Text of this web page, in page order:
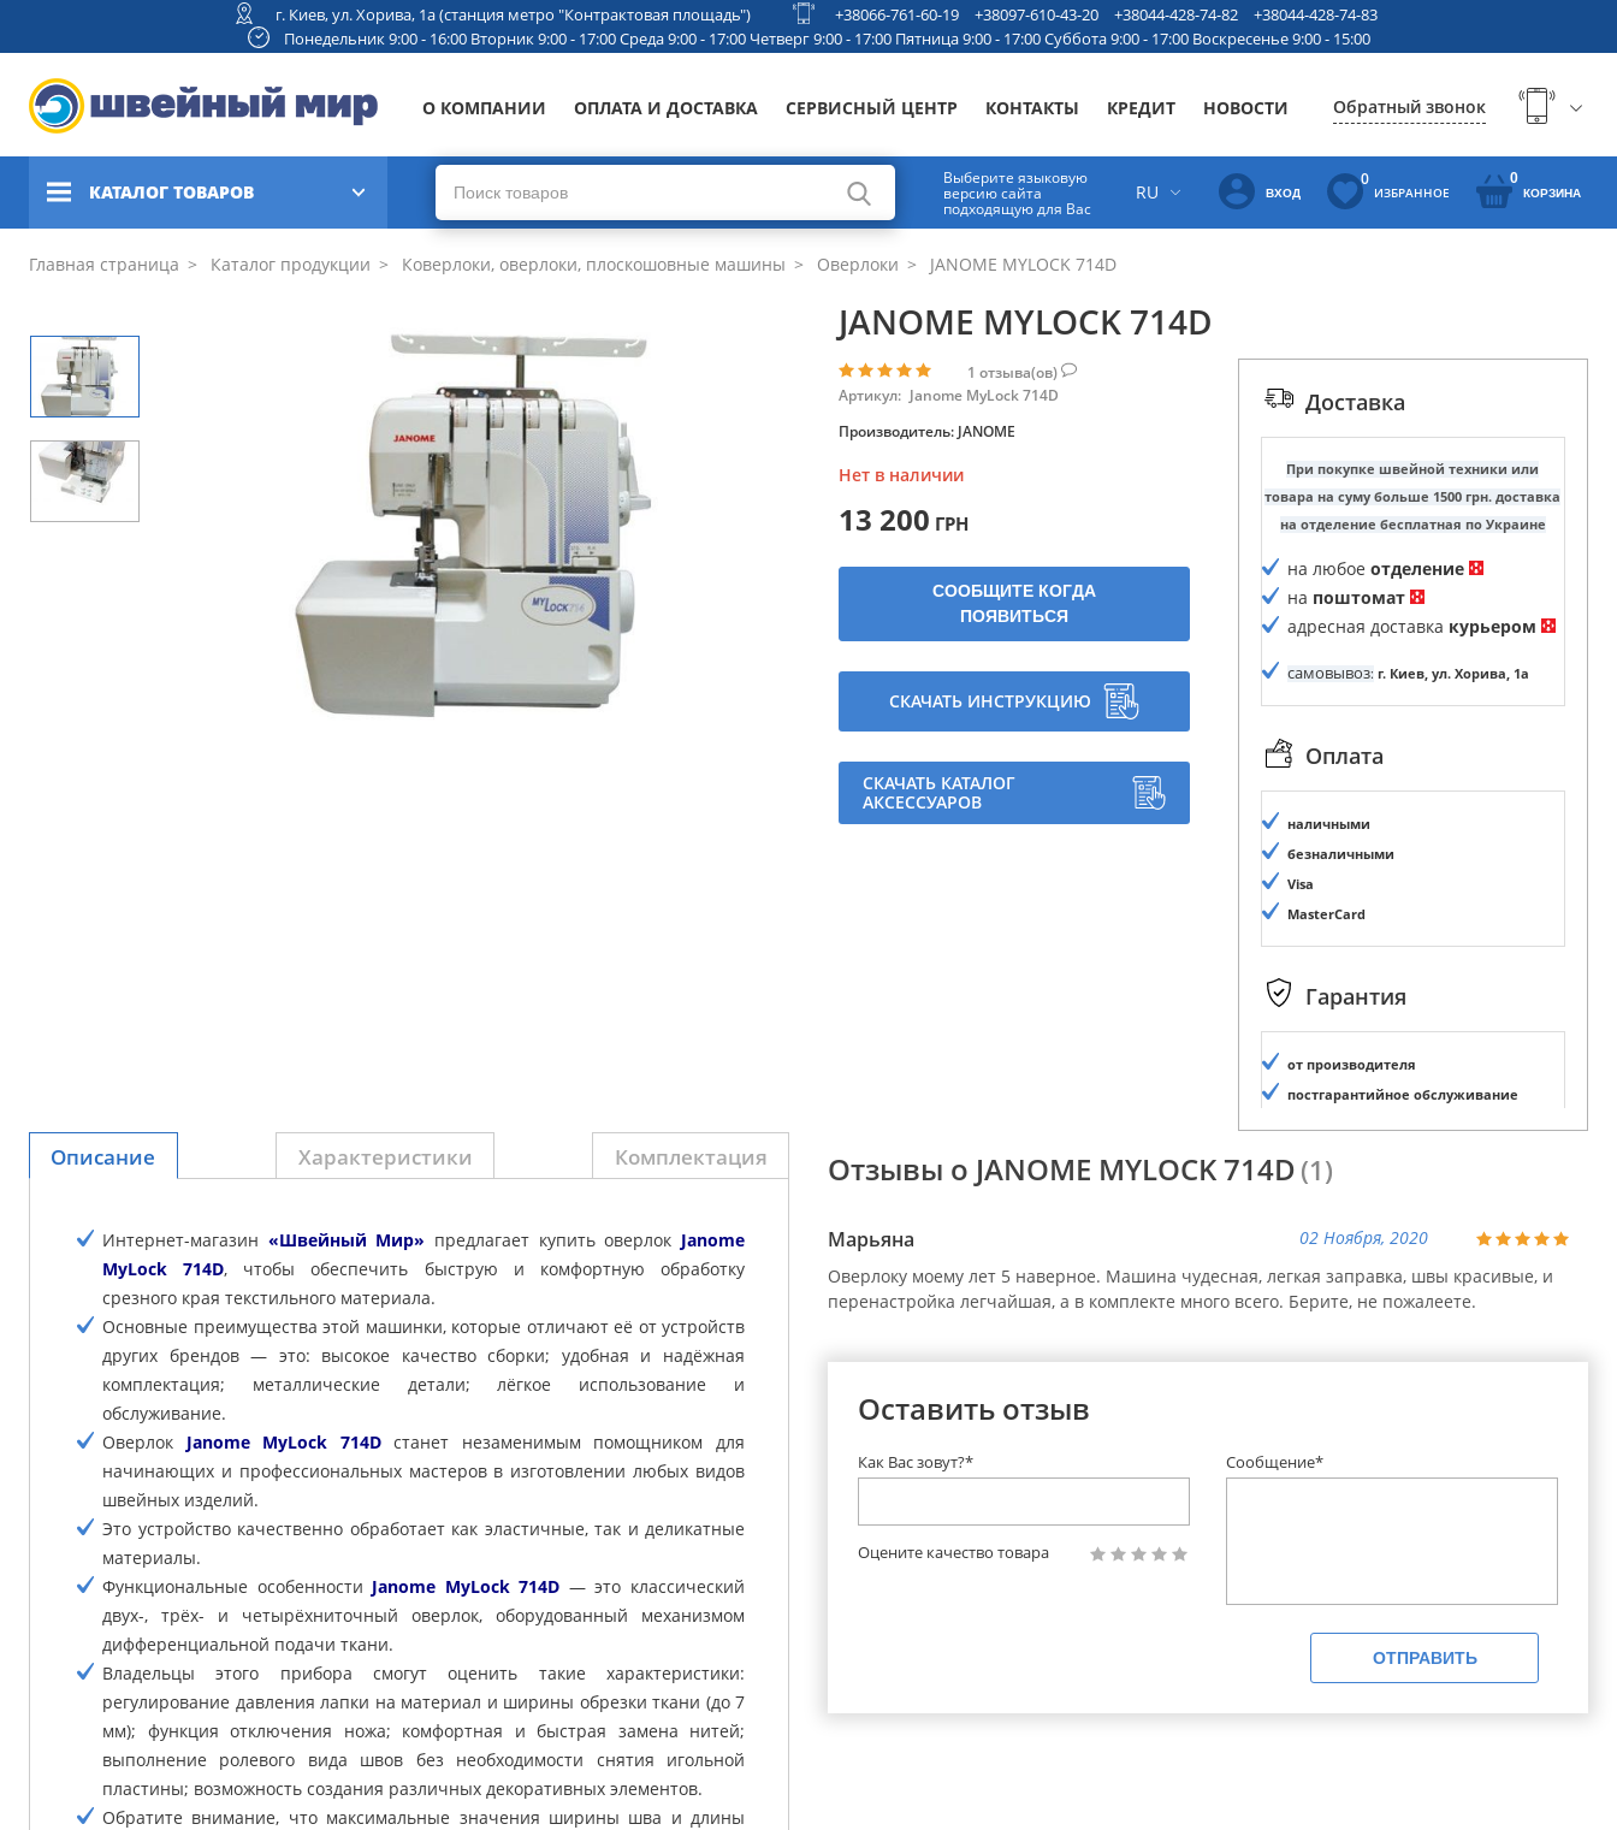
г. Киев, ул. Хорива, 1а (станция метро "Контрактовая площадь") +38066-761-60-19 +38097-610-43-20 +38044-428-74-82
+38044-428-74-83
Понедельник 9:00 - 16:00 Вторник 9:00 - 17:00 Среда 9:00 - 17:00 Четверг 9:00 - 17:00 Пятница 9:00 - 17:00 Суббота 9:00 - 17:00 Воскресенье 9:00 - 15:00
О КОМПАНИИ ОПЛАТА И ДОСТАВКА СЕРВИСНЫЙ ЦЕНТР КОНТАКТЫ КРЕДИТ НОВОСТИ Обратный звонок
КАТАЛОГ ТОВАРОВ
Швейные машины
вышивальные машины
Коверлоки, оверлоки,
плоскошовные машины
Вязальные машины
Выберите языковую
версию сайта
подходящую для Вас
RU ВХОД
0
ИЗБРАННОЕ
0
КОРЗИНА
Главная страница Каталог продукции Коверлоки, оверлоки, плоскошовные машины Оверлоки JANOME MYLOCK 714D
JANOME MYLOCK 714D
1 отзыва(ов)
Артикул: Janome MyLock 714D
Производитель: JANOME
Нет в наличии
13 200 ГРН
СООБЩИТЕ КОГДА
ПОЯВИТЬСЯ
СКАЧАТЬ ИНСТРУКЦИЮ
СКАЧАТЬ КАТАЛОГ
АКСЕССУАРОВ
Доставка
При покупке швейной техники или
товара на суму больше 1500 грн. доставка
на отделение бесплатная по Украине
на любое отделение
на поштомат
адресная доставка курьером
самовывоз: г. Киев, ул. Хорива, 1а
Оплата
наличными
безналичными
Visa
MasterCard
Гарантия
от производителя
постгарантийное обслуживание
Описание Характеристики Комплектация
Интернет-магазин «Швейный Мир» предлагает купить оверлок Janome
MyLock 714D, чтобы обеспечить быструю и комфортную обработку
срезного края текстильного материала.
Основные преимущества этой машинки, которые отличают её от устройств
других брендов — это: высокое качество сборки; удобная и надёжная
комплектация; металлические детали; лёгкое использование и
обслуживание.
Оверлок Janome MyLock 714Dстанет незаменимым помощником для
начинающих и профессиональных мастеров в изготовлении любых видов
швейных изделий.
Это устройство качественно обработает как эластичные, так и деликатные
материалы.
Функциональные особенности Janome MyLock 714D — это классический
двух-, трёх- и четырёхниточный оверлок, оборудованный механизмом
дифференциальной подачи ткани.
Владельцы этого прибора смогут оценить такие характеристики:
регулирование давления лапки на материал и ширины обрезки ткани (до 7
мм); функция отключения ножа; комфортная и быстрая замена нитей;
выполнение ролевого вида швов без необходимости снятия игольной
пластины; возможность создания различных декоративных элементов.
Обратите внимание, что максимальные значения ширины шва и длины
Отзывы о JANOME MYLOCK 714D (1)
Марьяна
02 Ноября, 2020
Оверлоку моему лет 5 наверное. Машина чудесная, легкая заправка, швы красивые, и
перенастройка легчайшая, а в комплекте много всего. Берите, не пожалеете.
Оставить отзыв
Сообщение*
Как Вас зовут?*
Оцените качество товара
ОТПРАВИТЬ